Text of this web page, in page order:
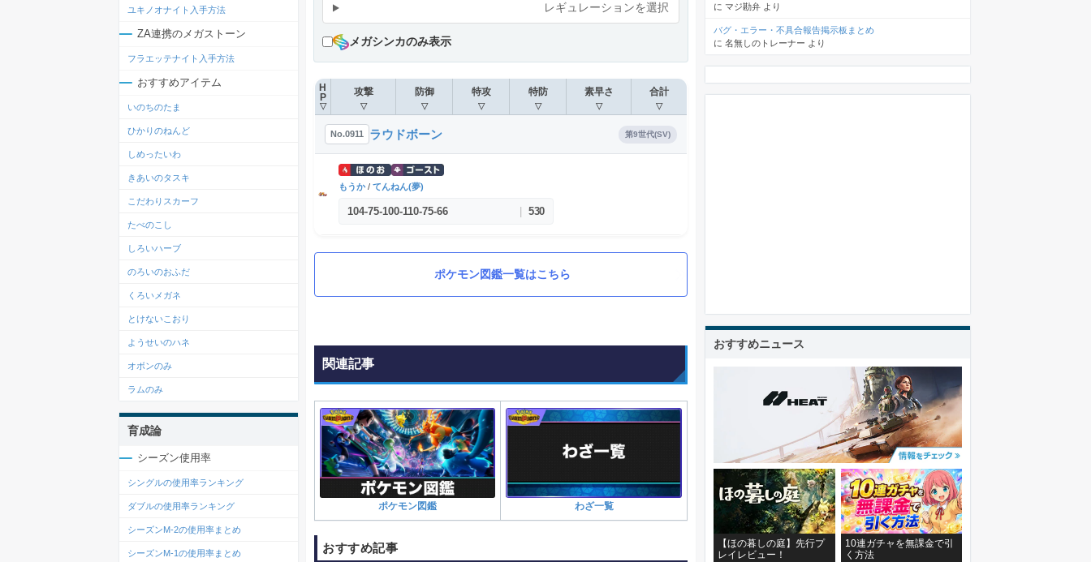
レギュレーションを選択
メガシンカのみ表示
H
P
▽
攻撃
▽
防御
▽
特攻
▽
特防
▽
素早さ
▽
合計
▽
No.0911 ラウドボーン 第9世代(SV)
もうか/ てんねん(夢)
104-75-100-110-75-66 530
ポケモン図鑑一覧はこちら
関連記事
ポケモン図鑑 わざ一覧
おすすめ記事
ユキノオナイト入手方法
ZA連携のメガストーン
フラエッテナイト入手方法
おすすめアイテム
いのちのたま
ひかりのねんど
しめったいわ
きあいのタスキ
こだわりスカーフ
たべのこし
しろいハーブ
のろいのおふだ
くろいメガネ
とけないこおり
ようせいのハネ
オボンのみ
ラムのみ
育成論
シーズン使用率
シングルの使用率ランキング
ダブルの使用率ランキング
シーズンM-2の使用率まとめ
シーズンM-1の使用率まとめ
に マジ勘弁 より
バグ・エラー・不具合報告掲示板まとめ
に 名無しのトレーナー より
おすすめニュース
【ほの暮しの庭】先行プ
レイレビュー！
10連ガチャを無課金で引
く方法